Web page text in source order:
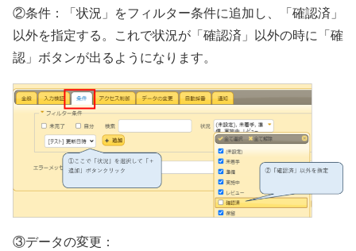
②条件：「状況」をフィルター条件に追加し、「確認済」
以外を指定する。これで状況が「確認済」以外の時に「確
認」ボタンが出るようになります。
③データの変更：